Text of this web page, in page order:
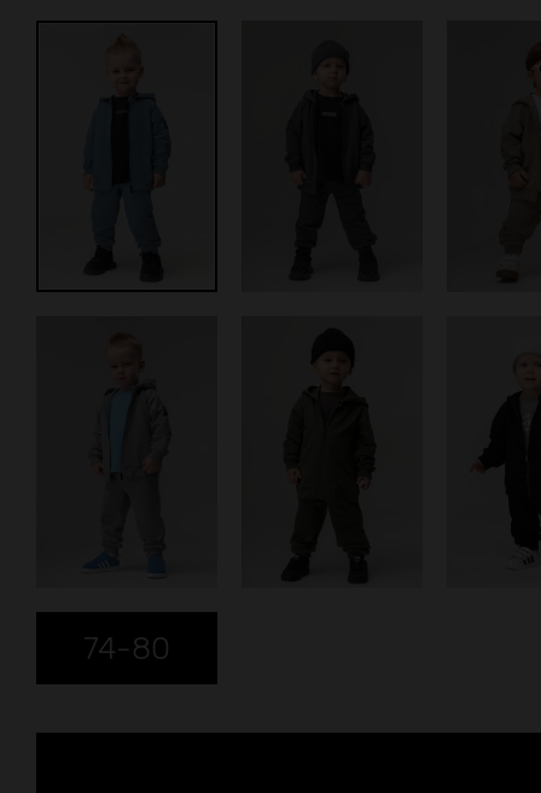
74-80